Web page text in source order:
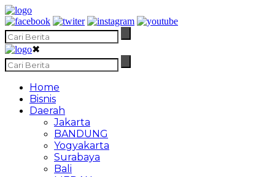
✖
Home
Bisnis
Daerah
Jakarta
BANDUNG
Yogyakarta
Surabaya
Bali